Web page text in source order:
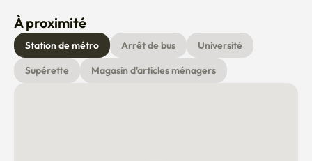
À proximité
Station de métro Arrêt de bus
Université
Supérette
Magasin d'articles ménagers